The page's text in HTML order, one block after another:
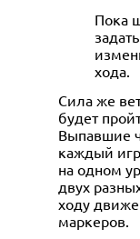
Пока
хода.
Сила же
будет
Выпавшие
каждый
на одном
двух
ходу
маркеров.